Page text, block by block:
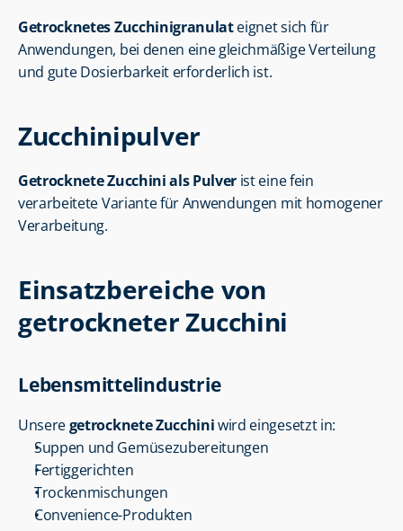
Getrocknetes Zucchinigranulat eignet sich für
Anwendungen, bei denen eine gleichmäßige Verteilung
und gute Dosierbarkeit erforderlich ist.
Zucchinipulver
Getrocknete Zucchini als Pulver ist eine fein
verarbeitete Variante für Anwendungen mit homogener
Verarbeitung.
Einsatzbereiche von
getrockneter Zucchini
Lebensmittelindustrie
Unsere getrocknete Zucchini wird eingesetzt in:
Suppen und Gemüsezubereitungen
Fertiggerichten
Trockenmischungen
Convenience-Produkten